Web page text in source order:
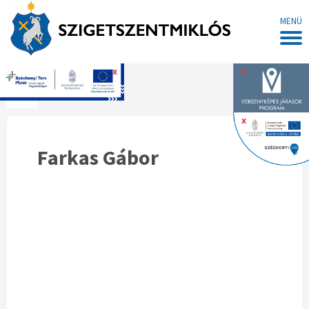
MENÜ
x
x
x
Főoldal
Farkas Gábor